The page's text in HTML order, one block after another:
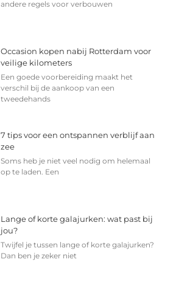
andere regels voor verbouwen
Occasion kopen nabij Rotterdam voor
veilige kilometers
Een goede voorbereiding maakt het
verschil bij de aankoop van een
tweedehands
7 tips voor een ontspannen verblijf aan
zee
Soms heb je niet veel nodig om helemaal
op te laden. Een
Lange of korte galajurken: wat past bij
jou?
Twijfel je tussen lange of korte galajurken?
Dan ben je zeker niet